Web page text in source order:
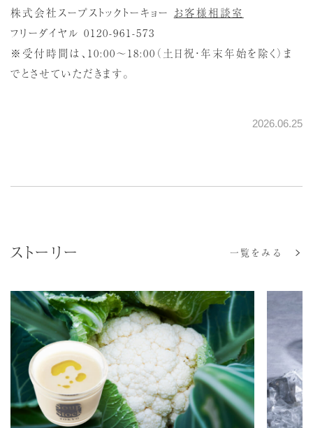
株式会社スープストックトーキョー お客様相談室
フリーダイヤル 0120-961-573
※受付時間は、10:00～18:00（土日祝・年末年始を除く）ま
でとさせていただきます。
2026.06.25
ストーリー 一覧をみる